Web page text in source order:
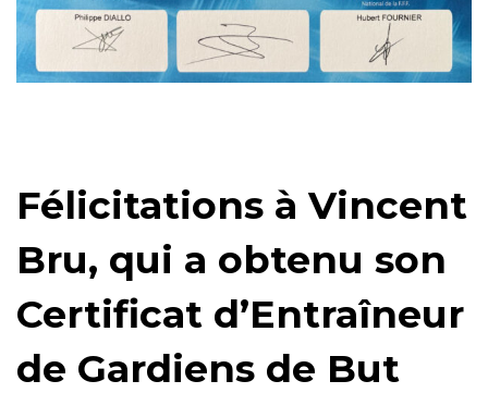
Félicitations à Vincent
Bru, qui a obtenu son
Certificat d’Entraîneur
de Gardiens de But